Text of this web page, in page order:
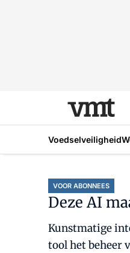
Voedselveiligheid
VOOR ABONNEES
Deze AI
Kunstmatige
tool het beheer